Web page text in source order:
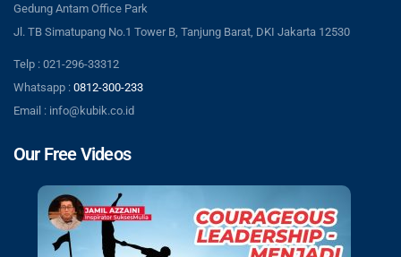
Gedung Antam Office Park
Jl. TB Simatupang No.1 Tower B, Tanjung Barat, DKI Jakarta 12530
Telp : 021-296-33312
Whatsapp : 0812-300-233
Email : info@kubik.co.id
Our Free Videos